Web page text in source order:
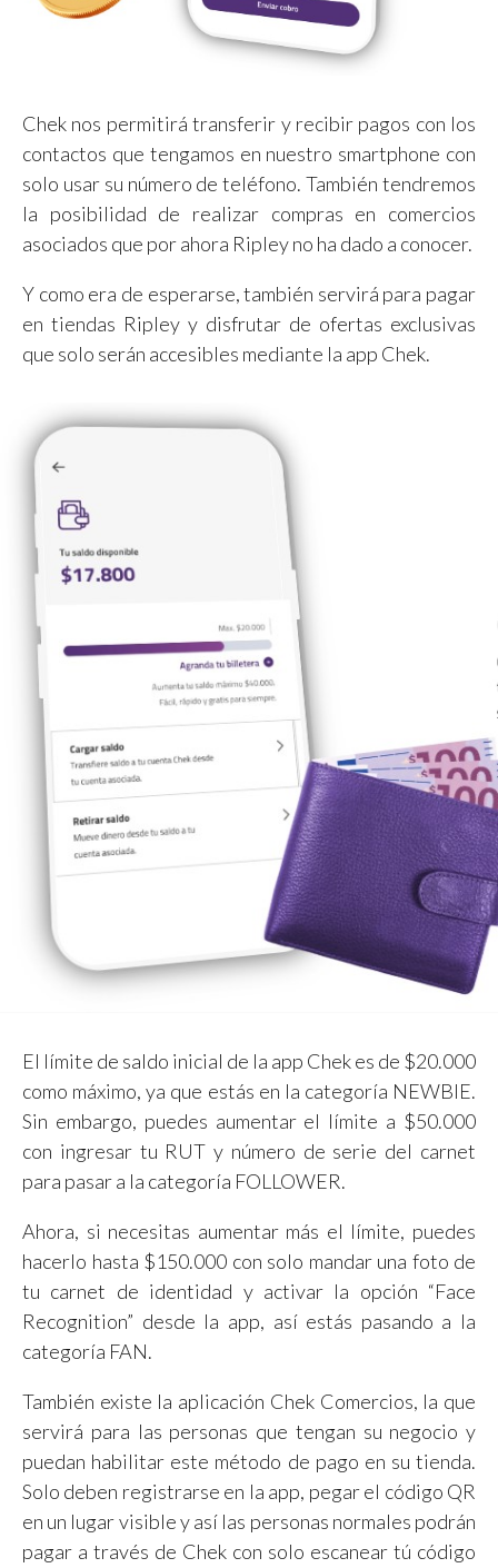
Chek nos permitirá transferir y recibir pagos con los
contactos que tengamos en nuestro smartphone con
solo usar su número de teléfono. También tendremos
la posibilidad de realizar compras en comercios
asociados que por ahora Ripley no ha dado a conocer.
Y como era de esperarse, también servirá para pagar
en tiendas Ripley y disfrutar de ofertas exclusivas
que solo serán accesibles mediante la app Chek.
El límite de saldo inicial de la app Chek es de $20.000
como máximo, ya que estás en la categoría NEWBIE.
Sin embargo, puedes aumentar el límite a $50.000
con ingresar tu RUT y número de serie del carnet
para pasar a la categoría FOLLOWER.
Ahora, si necesitas aumentar más el límite, puedes
hacerlo hasta $150.000 con solo mandar una foto de
tu carnet de identidad y activar la opción “Face
Recognition” desde la app, así estás pasando a la
categoría FAN.
También existe la aplicación Chek Comercios, la que
servirá para las personas que tengan su negocio y
puedan habilitar este método de pago en su tienda.
Solo deben registrarse en la app, pegar el código QR
en un lugar visible y así las personas normales podrán
pagar a través de Chek con solo escanear tú código